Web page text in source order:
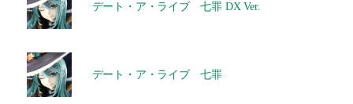
デート・ア・ライブ 七罪 DX Ver.
デート・ア・ライブ 七罪